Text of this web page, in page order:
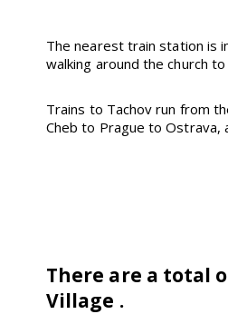
The nearest train station is
walking around the church
Trains to Tachov run from
Cheb to Prague to Ostrava,
There are a total
Village .